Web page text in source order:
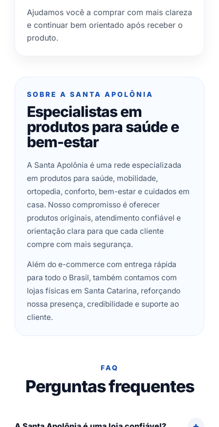
Ajudamos você a comprar com mais clareza
e continuar bem orientado após receber o
produto.
SOBRE A SANTA APOLÔNIA
Especialistas em
produtos para saúde e
bem-estar
A Santa Apolônia é uma rede especializada
em produtos para saúde, mobilidade,
ortopedia, conforto, bem-estar e cuidados em
casa. Nosso compromisso é oferecer
produtos originais, atendimento confiável e
orientação clara para que cada cliente
compre com mais segurança.
Além do e-commerce com entrega rápida
para todo o Brasil, também contamos com
lojas físicas em Santa Catarina, reforçando
nossa presença, credibilidade e suporte ao
cliente.
FAQ
Perguntas frequentes